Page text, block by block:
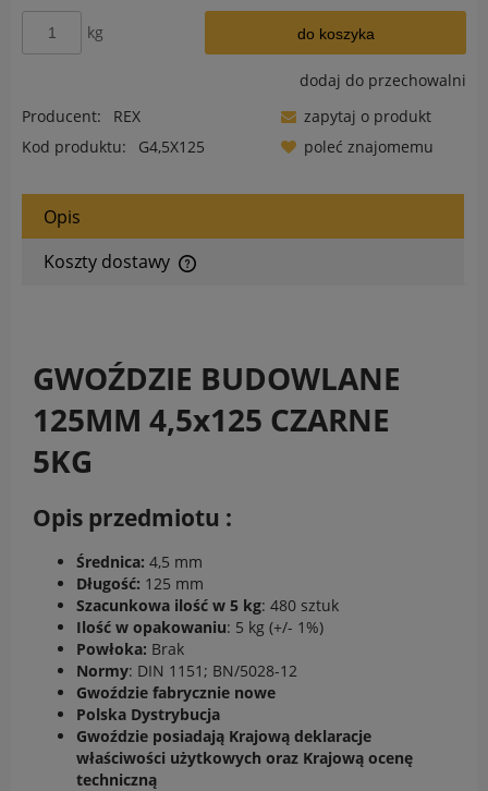
kg do koszyka
dodaj do przechowalni
Producent:
REX
Kod produktu:
G4,5X125
zapytaj o produkt
poleć znajomemu
Opis
Koszty dostawy
GWOŹDZIE BUDOWLANE
125MM 4,5x125 CZARNE
5KG
Opis przedmiotu :
Średnica: 4,5 mm
Długość: 125 mm
Szacunkowa ilość w 5 kg: 480 sztuk
Ilość w opakowaniu: 5 kg (+/- 1%)
Powłoka: Brak
Normy: DIN 1151; BN/5028-12
Gwoździe fabrycznie nowe
Polska Dystrybucja
Gwoździe posiadają Krajową deklaracje
właściwości użytkowych oraz Krajową ocenę
techniczną